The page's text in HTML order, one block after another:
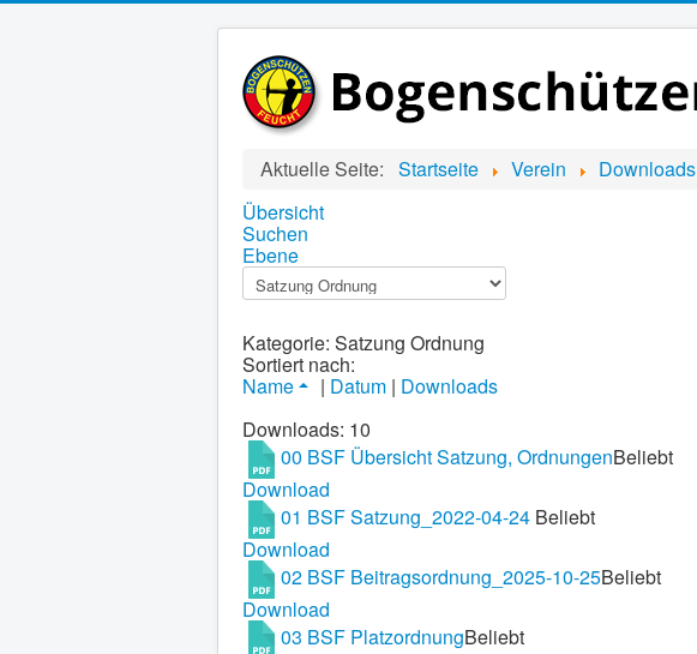
Aktuelle Seite: Startseite Verein Downloads
Übersicht
Suchen
Ebene
Kategorie: Satzung Ordnung
Sortiert nach:
Name | Datum | Downloads
Downloads: 10
00 BSF Übersicht Satzung, OrdnungenBeliebt
Download
01 BSF Satzung_2022-04-24 Beliebt
Download
02 BSF Beitragsordnung_2025-10-25Beliebt
Download
03 BSF PlatzordnungBeliebt